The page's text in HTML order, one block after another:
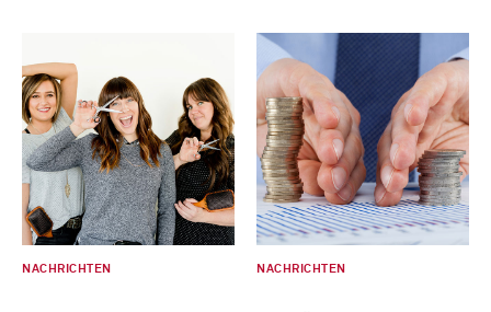
NACHRICHTEN NACHRICHTEN